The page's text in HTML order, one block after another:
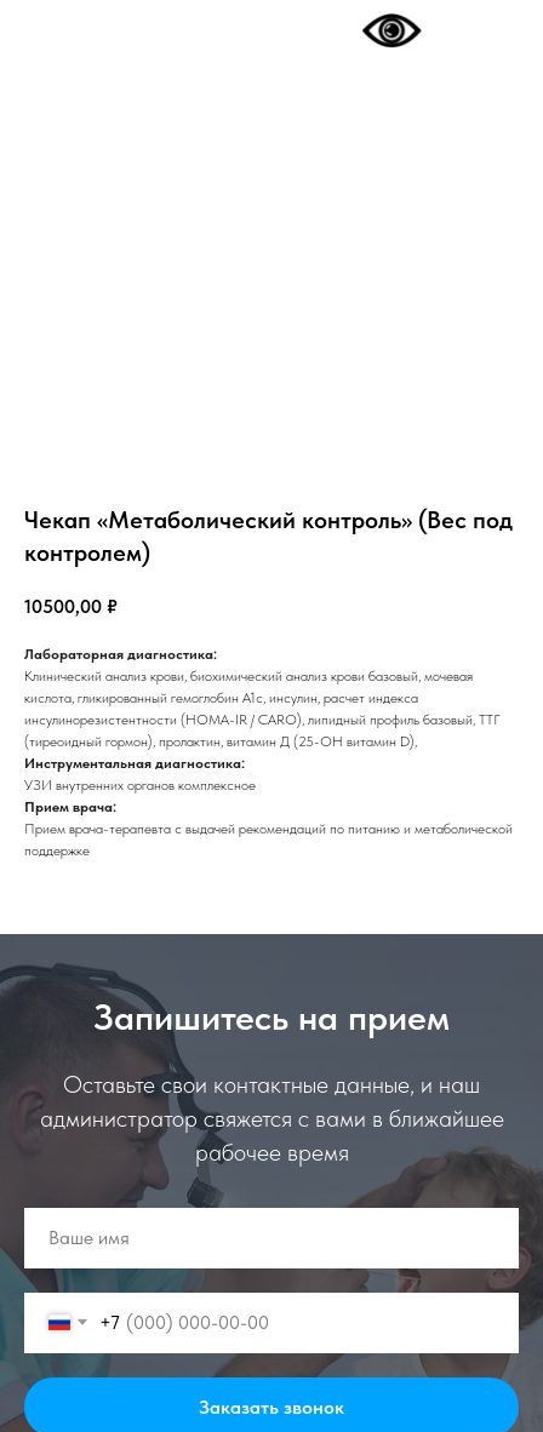
Чекап «Метаболический контроль» (Вес под
контролем)
10500,00 ₽
Лабораторная диагностика:
Клинический анализ крови, биохимический анализ крови базовый, мочевая
кислота, гликированный гемоглобин А1с, инсулин, расчет индекса
инсулинорезистентности (HOMA-IR / CARO), липидный профиль базовый, ТТГ
(тиреоидный гормон), пролактин, витамин Д (25-OH витамин D),
Инструментальная диагностика:
УЗИ внутренних органов комплексное
Прием врача:
Прием врача-терапевта с выдачей рекомендаций по питанию и метаболической
поддержке
Запишитесь на прием
Оставьте свои контактные данные, и наш
администратор свяжется с вами в ближайшее
рабочее время
+7
Заказать звонок